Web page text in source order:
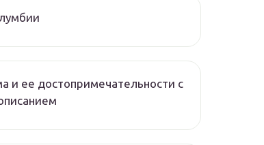
и ее достопримечательности с